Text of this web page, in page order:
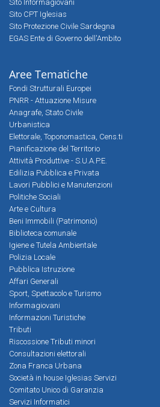
Sito Informagiovani
Sito CPT Iglesias
Sito Protezione Civile Sardegna
EGAS Ente di Governo dell'Ambito
Aree Tematiche
Fondi Strutturali Europei
PNRR - Attuazione Misure
Anagrafe, Stato Civile
Urbanistica
Elettorale, Toponomastica, Cens.ti
Pianificazione del Territorio
Attività Produttive - S.U.A.P.E.
Edilizia Pubblica e Privata
Lavori Pubblici e Manutenzioni
Politiche Sociali
Arte e Cultura
Beni Immobili (Patrimonio)
Biblioteca comunale
Igiene e Tutela Ambientale
Polizia Locale
Pubblica Istruzione
Affari Generali
Sport, Spettacolo e Turismo
Informagiovani
Informazioni Turistiche
Tributi
Riscossione Tributi minori
Consultazioni elettorali
Zona Franca Urbana
Società in house Iglesias Servizi
Comitato Unico di Garanzia
Servizi Informatici